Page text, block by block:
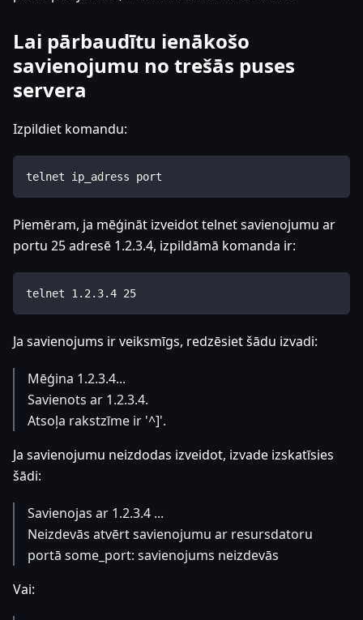
Lai pārbaudītu ienākošo
savienojumu no trešās puses
servera
Izpildiet komandu:
telnet ip_adress port
Piemēram, ja mēģināt izveidot telnet savienojumu ar
portu 25 adresē 1.2.3.4, izpildāmā komanda ir:
telnet 1.2.3.4 25
Ja savienojums ir veiksmīgs, redzēsiet šādu izvadi:
Mēģina 1.2.3.4...
Savienots ar 1.2.3.4.
Atsoļa rakstzīme ir '^]'.
Ja savienojumu neizdodas izveidot, izvade izskatīsies
šādi:
Savienojas ar 1.2.3.4 ...
Neizdevās atvērt savienojumu ar resursdatoru
portā some_port: savienojums neizdevās
Vai: